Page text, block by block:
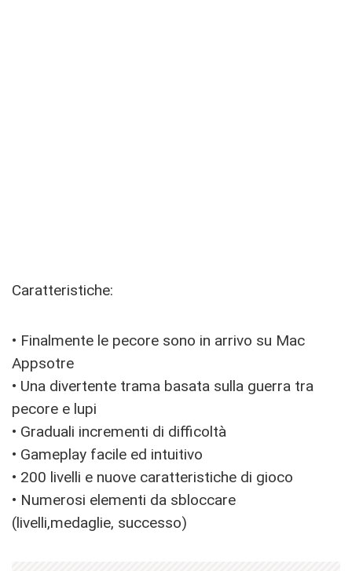
Caratteristiche:
• Finalmente le pecore sono in arrivo su Mac
Appsotre
• Una divertente trama basata sulla guerra tra
pecore e lupi
• Graduali incrementi di difficoltà
• Gameplay facile ed intuitivo
• 200 livelli e nuove caratteristiche di gioco
• Numerosi elementi da sbloccare
(livelli,medaglie, successo)